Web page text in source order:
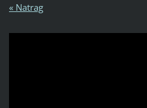
« Natrag